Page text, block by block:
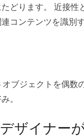
どります。 近接性
コンテンツを識別
オブジェクトを偶数
。
ザイナー